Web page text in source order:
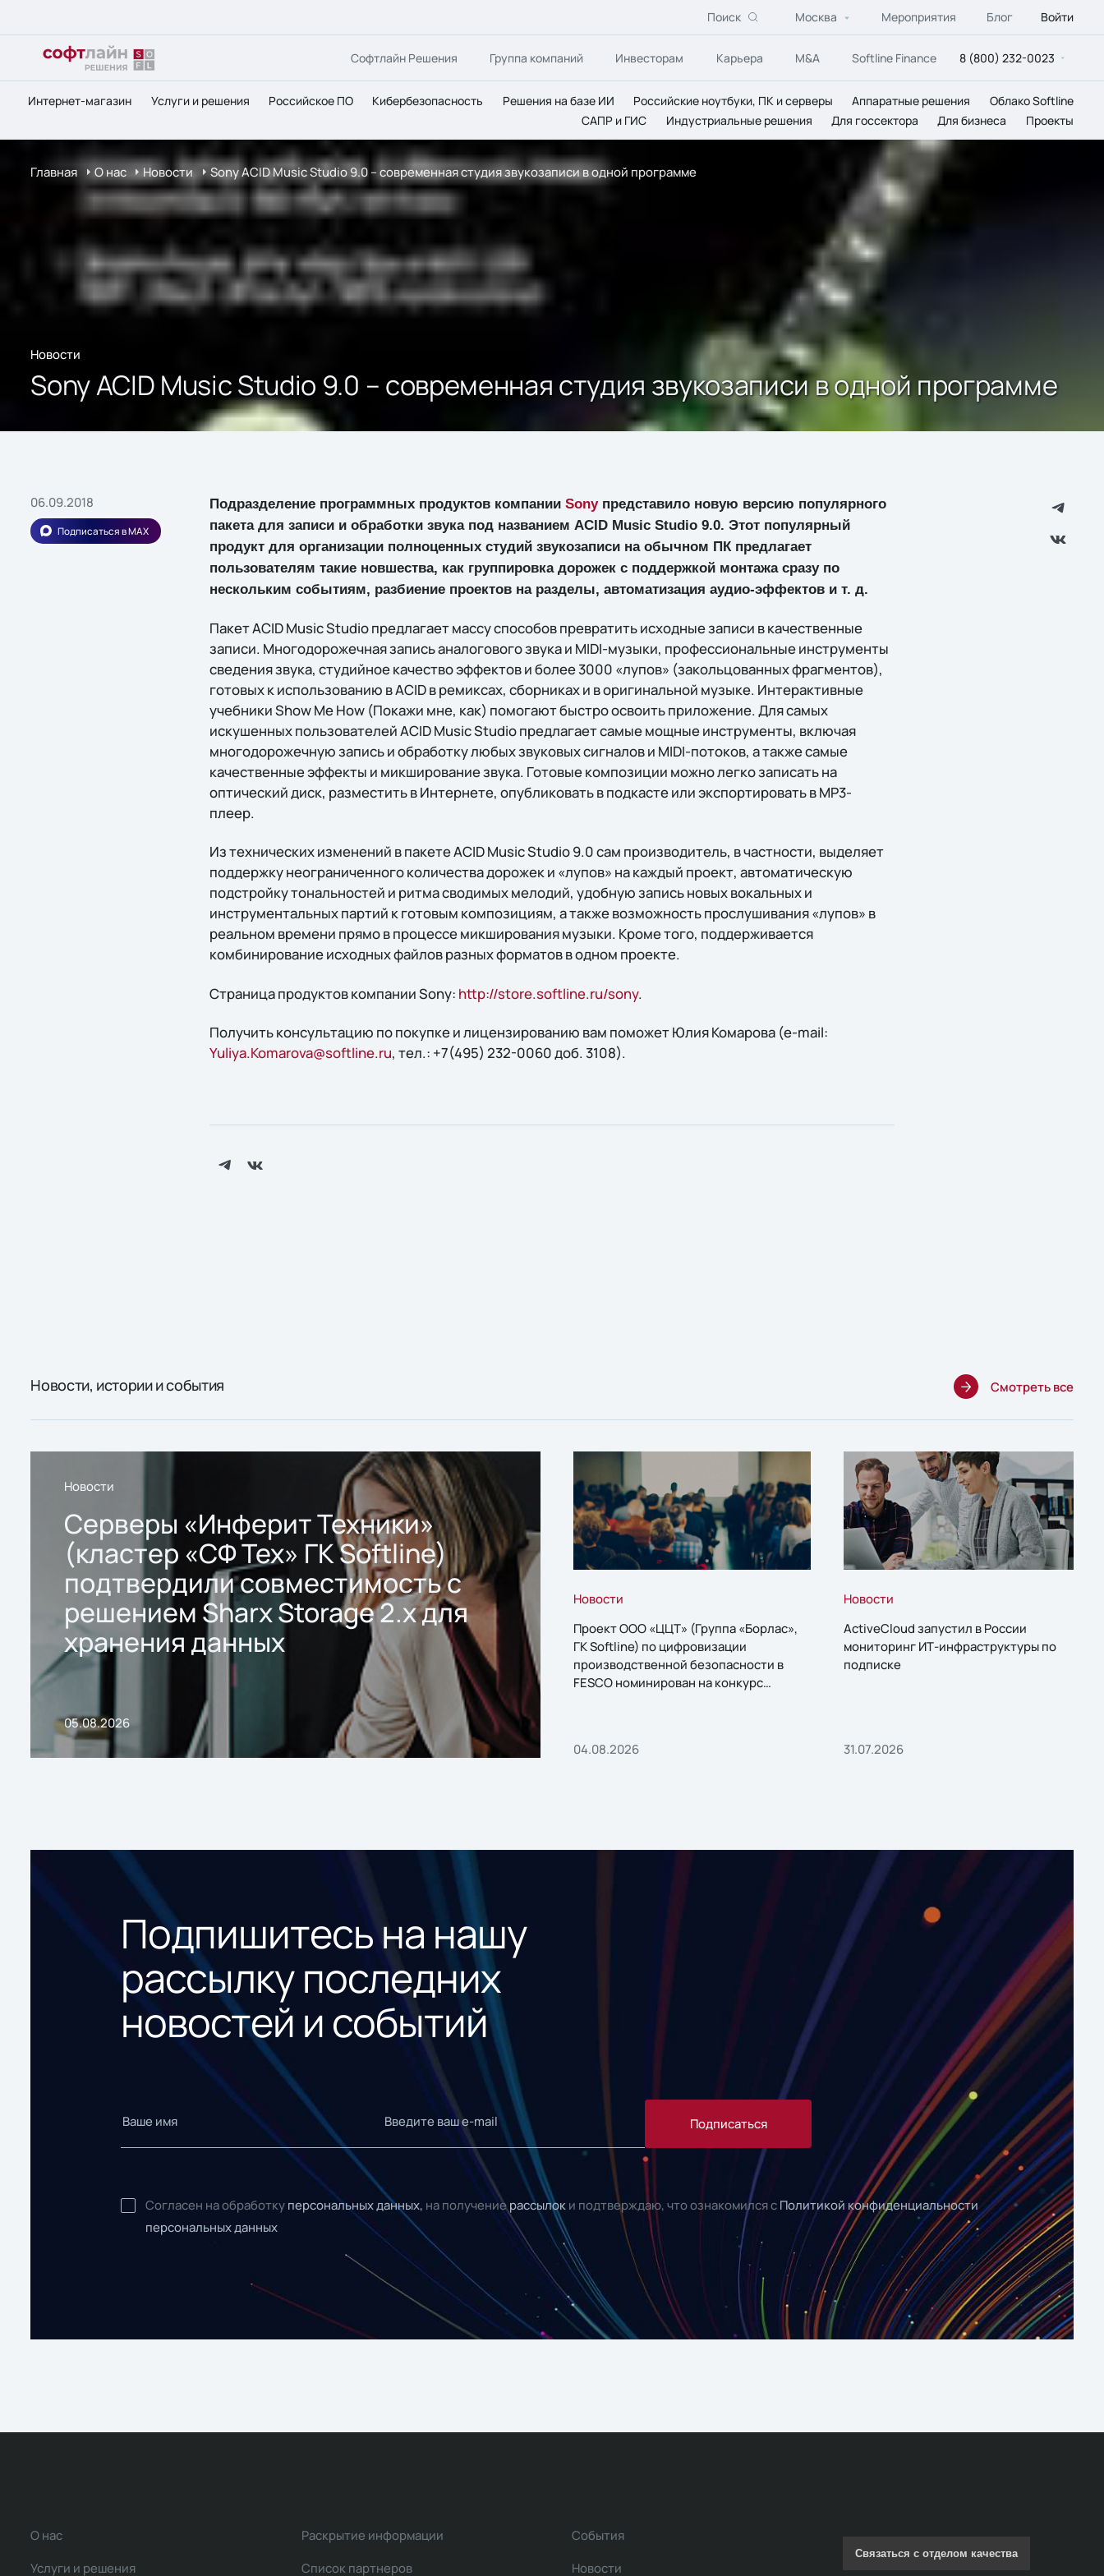
Поиск Москва Мероприятия Блог Войти
Софтлайн Решения Группа компаний Инвесторам Карьера M&A Softline Finance 8 (800) 232-0023
Интернет-магазин Услуги и решения Российское ПО Кибербезопасность Решения на базе ИИ Российские ноутбуки, ПК и серверы Аппаратные решения
Облако Softline
САПР и ГИС
Индустриальные решения Для госсектора Для бизнеса Проекты
Главная О нас Новости Sony ACID Music Studio 9.0 – современная студия звукозаписи в одной программе
Новости
Sony ACID Music Studio 9.0 – современная студия звукозаписи в одной программе
06.09.2018
Подписаться в MAX
Подразделение программных продуктов компании Sonyпредставило новую версию популярного
пакета для записи и обработки звука под названием ACID Music Studio 9.0. Этот популярный
продукт для организации полноценных студий звукозаписи на обычном ПК предлагает
пользователям такие новшества, как группировка дорожек с поддержкой монтажа сразу по
нескольким событиям, разбиение проектов на разделы, автоматизация аудио-эффектов и т. д.
Пакет ACID Music Studio предлагает массу способов превратить исходные записи в качественные
записи. Многодорожечная запись аналогового звука и MIDI-музыки, профессиональные инструменты
сведения звука, студийное качество эффектов и более 3000 «лупов» (закольцованных фрагментов),
готовых к использованию в ACID в ремиксах, сборниках и в оригинальной музыке. Интерактивные
учебники Show Me How (Покажи мне, как) помогают быстро освоить приложение. Для самых
искушенных пользователей ACID Music Studio предлагает самые мощные инструменты, включая
многодорожечную запись и обработку любых звуковых сигналов и MIDI-потоков, а также самые
качественные эффекты и микширование звука. Готовые композиции можно легко записать на
оптический диск, разместить в Интернете, опубликовать в подкасте или экспортировать в MP3-
плеер.
Из технических изменений в пакете ACID Music Studio 9.0 сам производитель, в частности, выделяет
поддержку неограниченного количества дорожек и «лупов» на каждый проект, автоматическую
подстройку тональностей и ритма сводимых мелодий, удобную запись новых вокальных и
инструментальных партий к готовым композициям, а также возможность прослушивания «лупов» в
реальном времени прямо в процессе микширования музыки. Кроме того, поддерживается
комбинирование исходных файлов разных форматов в одном проекте.
Страница продуктов компании Sony: http://store.softline.ru/sony.
Получить консультацию по покупке и лицензированию вам поможет Юлия Комарова (e-mail:
Yuliya.Komarova@softline.ru, тел.: +7(495) 232-0060 доб. 3108).
Новости, истории и события Смотреть все
Новости
Серверы «Инферит Техники»
(кластер «СФ Тех» ГК Softline)
подтвердили совместимость с
решением Sharx Storage 2.x для
хранения данных
05.08.2026
Новости
Проект ООО «ЦЦТ» (Группа «Борлас»,
ГК Softline) по цифровизации
производственной безопасности в
FESCO номинирован на конкурс
04.08.2026
Новости
ActiveCloud запустил в России
мониторинг ИТ-инфраструктуры по
подписке
31.07.2026
Подпишитесь на нашу
рассылку последних
новостей и событий
Подписаться
Согласен на обработку персональных данных, на получениерассылок и подтверждаю, что ознакомился с Политикой конфиденциальности
персональных данных
О нас
Услуги и решения
Раскрытие информации
Список партнеров
События
Новости
Связаться с отделом качества